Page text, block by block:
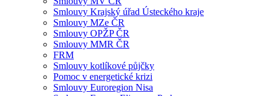
Smlouvy Krajský úřad Ústeckého kraje
Smlouvy MZe ČR
Smlouvy OPŽP ČR
Smlouvy MMR ČR
FRM
Smlouvy kotlíkové půjčky
Pomoc v energetické krizi
Smlouvy Euroregion Nisa